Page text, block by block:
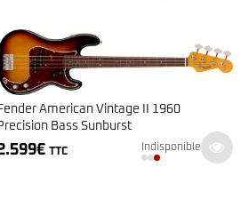
Series
Ortega
American Vintage II 1960
Bass Sunburst
€ TTC Indisponible